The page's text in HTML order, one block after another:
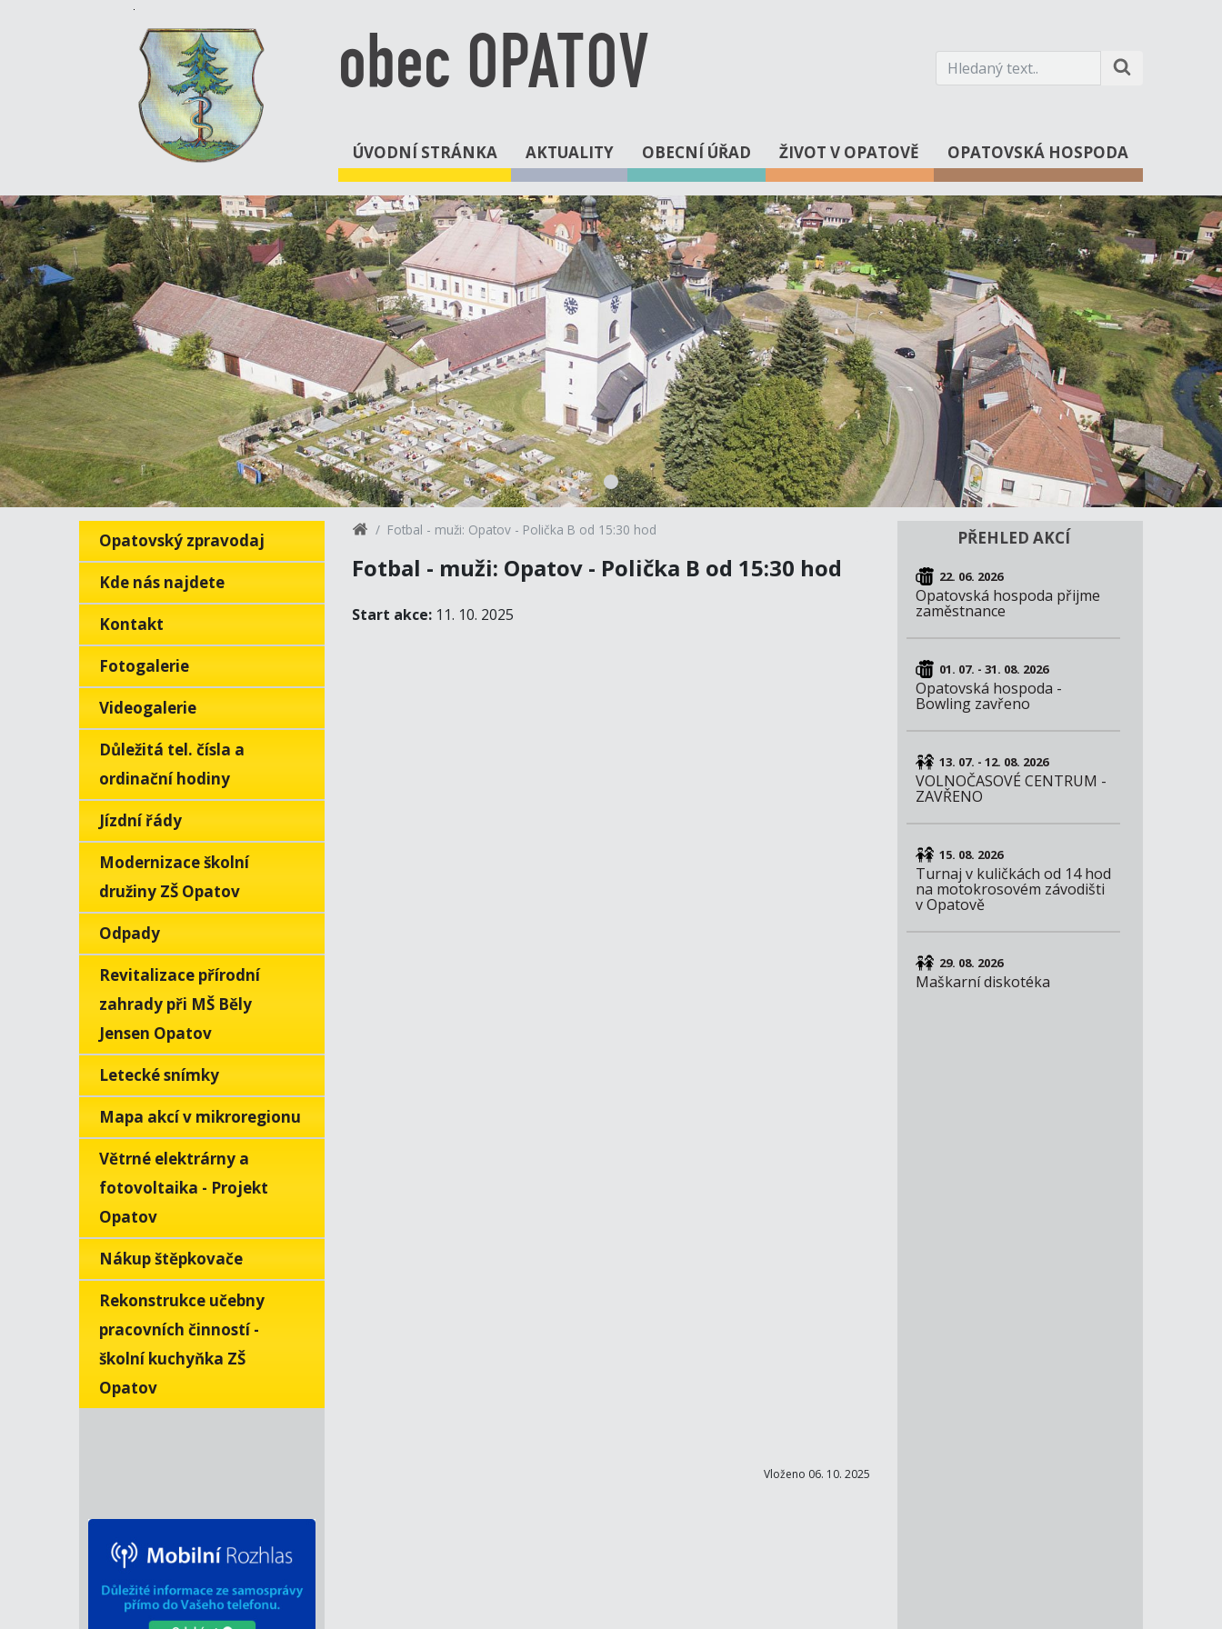
obec OPATOV
ÚVODNÍ STRÁNKA AKTUALITY OBECNÍ ÚŘAD ŽIVOT V OPATOVĚ OPATOVSKÁ HOSPODA
Opatovský zpravodaj
Kde nás najdete
Kontakt
Fotogalerie
Videogalerie
Důležitá tel. čísla a
ordinační hodiny
Jízdní řády
Modernizace školní
družiny ZŠ Opatov
Odpady
Revitalizace přírodní
zahrady při MŠ Běly
Jensen Opatov
Letecké snímky
Mapa akcí v mikroregionu
Větrné elektrárny a
fotovoltaika - Projekt
Opatov
Nákup štěpkovače
Rekonstrukce učebny
pracovních činností -
školní kuchyňka ZŠ
Opatov
Fotbal - muži: Opatov - Polička B od 15:30 hod
Fotbal - muži: Opatov - Polička B od 15:30 hod
Start akce: 11. 10. 2025
Vloženo 06. 10. 2025
PŘEHLED AKCÍ
22. 06. 2026
Opatovská hospoda přijme
zaměstnance
01. 07. - 31. 08. 2026
Opatovská hospoda -
Bowling zavřeno
13. 07. - 12. 08. 2026
VOLNOČASOVÉ CENTRUM -
ZAVŘENO
15. 08. 2026
Turnaj v kuličkách od 14 hod
na motokrosovém závodišti
v Opatově
29. 08. 2026
Maškarní diskotéka